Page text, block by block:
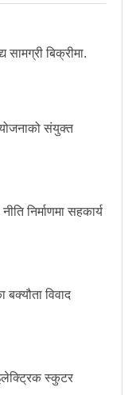
सामग्री बिक्रीमा.
संयुक्त
निर्माणमा सहकार्य
विवाद
स्कुटर